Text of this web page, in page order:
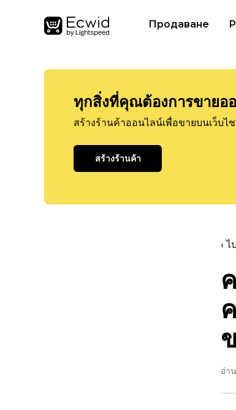
Продаване
ทุกสิ่งที่คุณต้องการขายอ
สร้างร้านค้าออนไลน์เพื่อขายบนเว็บ
สร้างร้านค้า
‹
อ่า